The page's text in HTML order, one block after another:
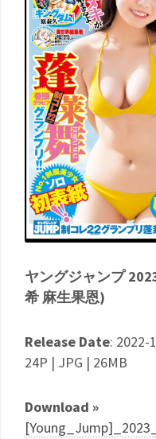
ヤングジャンプ
希 麻生果恩)
Release Date: 2022-
24P | JPG | 26MB
Download »